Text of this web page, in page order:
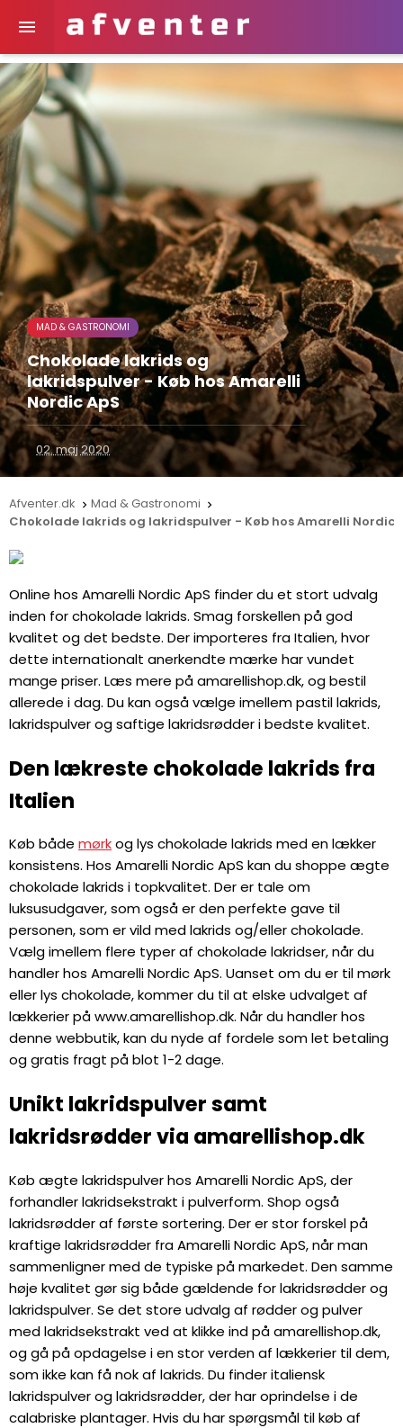

MAD & GASTRONOMI
Chokolade lakrids og
lakridspulver - Køb hos Amarelli
Nordic ApS
02. maj 2020
Afventer.dk  Mad & Gastronomi 
Chokolade lakrids og lakridspulver - Køb hos Amarelli Nordic
Online hos Amarelli Nordic ApS finder du et stort udvalg
inden for chokolade lakrids. Smag forskellen på god
kvalitet og det bedste. Der importeres fra Italien, hvor
dette internationalt anerkendte mærke har vundet
mange priser. Læs mere på amarellishop.dk, og bestil
allerede i dag. Du kan også vælge imellem pastil lakrids,
lakridspulver og saftige lakridsrødder i bedste kvalitet.
Den lækreste chokolade lakrids fra
Italien
Køb både mørkog lys chokolade lakrids med en lækker
konsistens. Hos Amarelli Nordic ApS kan du shoppe ægte
chokolade lakrids i topkvalitet. Der er tale om
luksusudgaver, som også er den perfekte gave til
personen, som er vild med lakrids og/eller chokolade.
Vælg imellem flere typer af chokolade lakridser, når du
handler hos Amarelli Nordic ApS. Uanset om du er til mørk
eller lys chokolade, kommer du til at elske udvalget af
lækkerier på www.amarellishop.dk. Når du handler hos
denne webbutik, kan du nyde af fordele som let betaling
og gratis fragt på blot 1-2 dage.
Unikt lakridspulver samt
lakridsrødder via amarellishop.dk
Køb ægte lakridspulver hos Amarelli Nordic ApS, der
forhandler lakridsekstrakt i pulverform. Shop også
lakridsrødder af første sortering. Der er stor forskel på
kraftige lakridsrødder fra Amarelli Nordic ApS, når man
sammenligner med de typiske på markedet. Den samme
høje kvalitet gør sig både gældende for lakridsrødder og
lakridspulver. Se det store udvalg af rødder og pulver
med lakridsekstrakt ved at klikke ind på amarellishop.dk,
og gå på opdagelse i en stor verden af lækkerier til dem,
som ikke kan få nok af lakrids. Du finder italiensk
lakridspulver og lakridsrødder, der har oprindelse i de
calabriske plantager. Hvis du har spørgsmål til køb af